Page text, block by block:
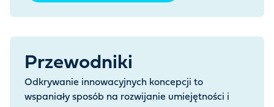
Przewodniki
Odkrywanie innowacyjnych koncepcji to
wspaniały sposób na rozwijanie umiejętności i